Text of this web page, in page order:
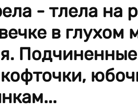
- тлела на
в глухом